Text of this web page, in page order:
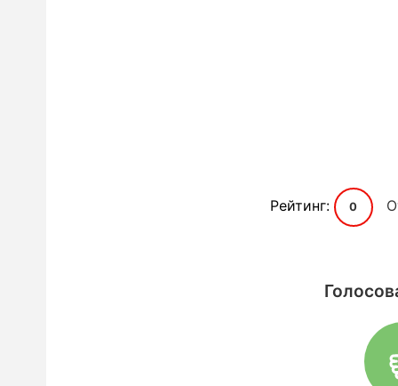
Рейтинг: 0